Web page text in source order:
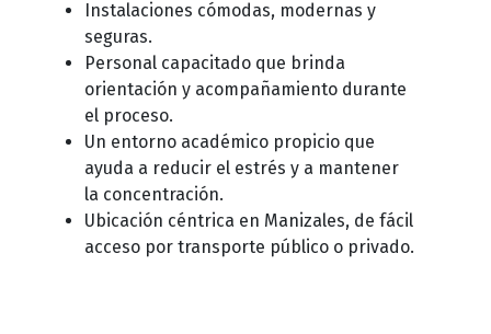
Instalaciones cómodas, modernas y
seguras.
Personal capacitado que brinda
orientación y acompañamiento durante
el proceso.
Un entorno académico propicio que
ayuda a reducir el estrés y a mantener
la concentración.
Ubicación céntrica en Manizales, de fácil
acceso por transporte público o privado.